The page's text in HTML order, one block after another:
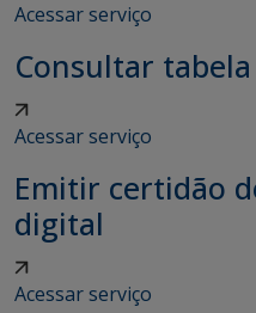
Acessar serviço
Consultar
Acessar serviço
Emitir certidão
digital
Acessar serviço